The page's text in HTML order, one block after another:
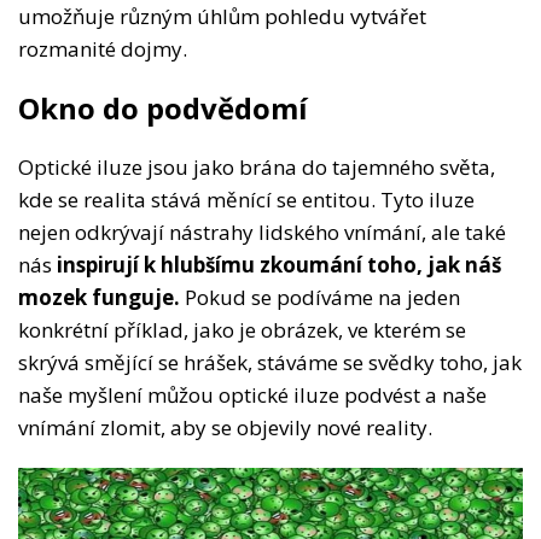
umožňuje různým úhlům pohledu vytvářet
rozmanité dojmy.
Okno do podvědomí
Optické iluze jsou jako brána do tajemného světa,
kde se realita stává měnící se entitou. Tyto iluze
nejen odkrývají nástrahy lidského vnímání, ale také
nás inspirují k hlubšímu zkoumání toho, jak náš
mozek funguje. Pokud se podíváme na jeden
konkrétní příklad, jako je obrázek, ve kterém se
skrývá smějící se hrášek, stáváme se svědky toho, jak
naše myšlení můžou optické iluze podvést a naše
vnímání zlomit, aby se objevily nové reality.